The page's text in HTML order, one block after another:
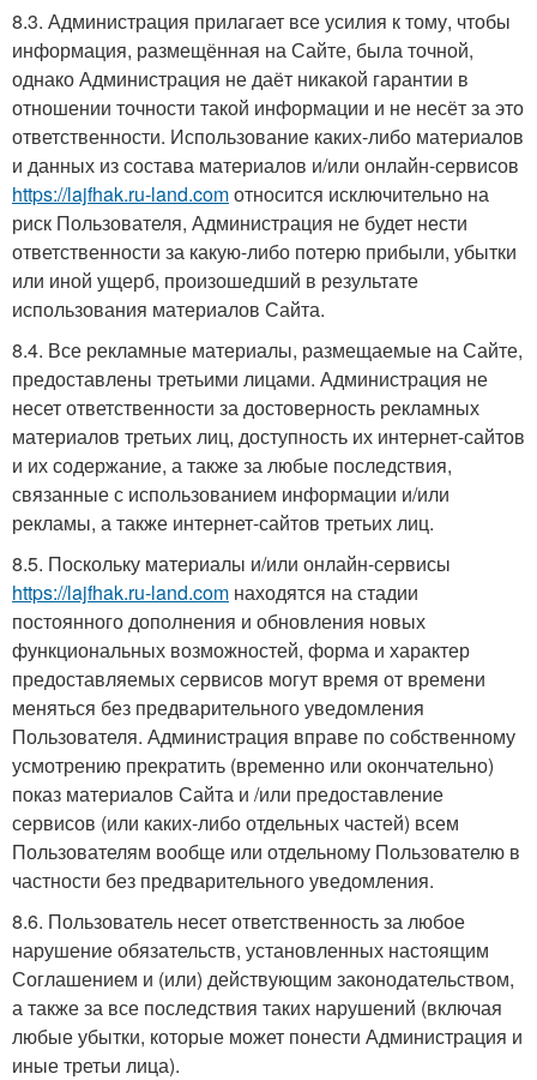
8.3. Администрация прилагает все усилия к тому, чтобы
информация, размещённая на Сайте, была точной,
однако Администрация не даёт никакой гарантии в
отношении точности такой информации и не несёт за это
ответственности. Использование каких-либо материалов
и данных из состава материалов и/или онлайн-сервисов
https://lajfhak.ru-land.comотносится исключительно на
риск Пользователя, Администрация не будет нести
ответственности за какую-либо потерю прибыли, убытки
или иной ущерб, произошедший в результате
использования материалов Сайта.
8.4. Все рекламные материалы, размещаемые на Сайте,
предоставлены третьими лицами. Администрация не
несет ответственности за достоверность рекламных
материалов третьих лиц, доступность их интернет-сайтов
и их содержание, а также за любые последствия,
связанные с использованием информации и/или
рекламы, а также интернет-сайтов третьих лиц.
8.5. Поскольку материалы и/или онлайн-сервисы
https://lajfhak.ru-land.com находятся на стадии
постоянного дополнения и обновления новых
функциональных возможностей, форма и характер
предоставляемых сервисов могут время от времени
меняться без предварительного уведомления
Пользователя. Администрация вправе по собственному
усмотрению прекратить (временно или окончательно)
показ материалов Сайта и /или предоставление
сервисов (или каких-либо отдельных частей) всем
Пользователям вообще или отдельному Пользователю в
частности без предварительного уведомления.
8.6. Пользователь несет ответственность за любое
нарушение обязательств, установленных настоящим
Соглашением и (или) действующим законодательством,
а также за все последствия таких нарушений (включая
любые убытки, которые может понести Администрация и
иные третьи лица).